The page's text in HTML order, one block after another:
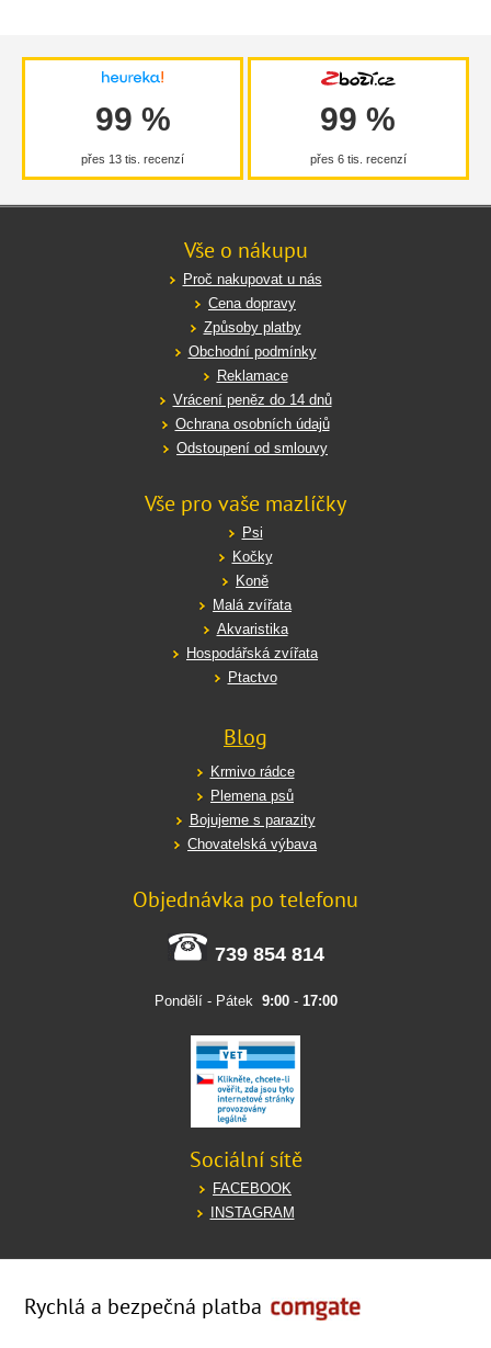
99 %
přes 13 tis. recenzí
99 %
přes 6 tis. recenzí
Vše o nákupu
Proč nakupovat u nás
Cena dopravy
Způsoby platby
Obchodní podmínky
Reklamace
Vrácení peněz do 14 dnů
Ochrana osobních údajů
Odstoupení od smlouvy
Vše pro vaše mazlíčky
Psi
Kočky
Koně
Malá zvířata
Akvaristika
Hospodářská zvířata
Ptactvo
Blog
Krmivo rádce
Plemena psů
Bojujeme s parazity
Chovatelská výbava
Objednávka po telefonu
739 854 814
Pondělí - Pátek 9:00- 17:00
Sociální sítě
FACEBOOK
INSTAGRAM
Rychlá a bezpečná platba